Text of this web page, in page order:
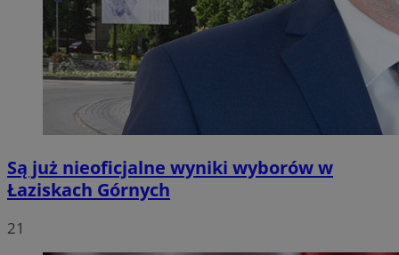
Są już nieoficjalne wyniki wyborów w
Łaziskach Górnych
21